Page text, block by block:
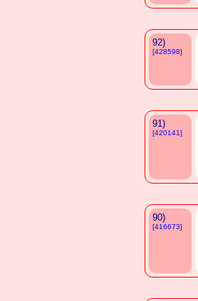
92)
[428598]
91)
[420141]
90)
[416673]